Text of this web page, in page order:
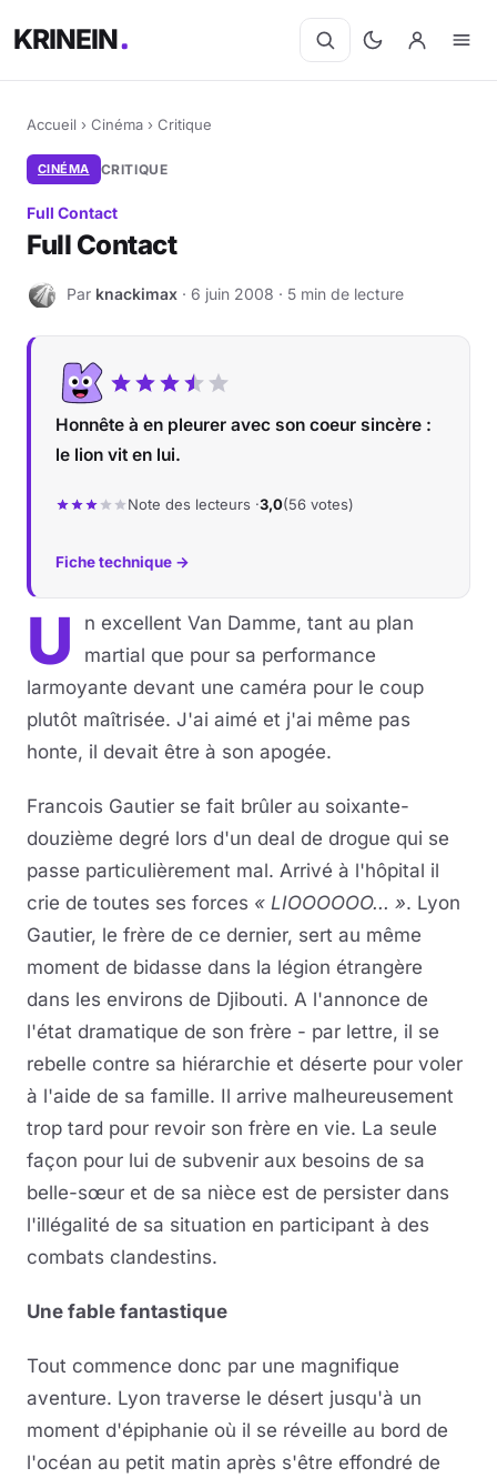
KRINEIN
Accueil › Cinéma › Critique
CINÉMA CRITIQUE
Full Contact
Full Contact
K Par knackimax · 6 juin 2008 · 5 min de lecture
Honnête à en pleurer avec son coeur sincère :
le lion vit en lui.
Note des lecteurs ·3,0(56 votes)
Fiche technique →
U
n excellent Van Damme, tant au plan
martial que pour sa performance
larmoyante devant une caméra pour le coup
plutôt maîtrisée. J'ai aimé et j'ai même pas
honte, il devait être à son apogée.
Francois Gautier se fait brûler au soixante-
douzième degré lors d'un deal de drogue qui se
passe particulièrement mal. Arrivé à l'hôpital il
crie de toutes ses forces « LIOOOOOO... ». Lyon
Gautier, le frère de ce dernier, sert au même
moment de bidasse dans la légion étrangère
dans les environs de Djibouti. A l'annonce de
l'état dramatique de son frère - par lettre, il se
rebelle contre sa hiérarchie et déserte pour voler
à l'aide de sa famille. Il arrive malheureusement
trop tard pour revoir son frère en vie. La seule
façon pour lui de subvenir aux besoins de sa
belle-sœur et de sa nièce est de persister dans
l'illégalité de sa situation en participant à des
combats clandestins.
Une fable fantastique
Tout commence donc par une magnifique
aventure. Lyon traverse le désert jusqu'à un
moment d'épiphanie où il se réveille au bord de
l'océan au petit matin après s'être effondré de